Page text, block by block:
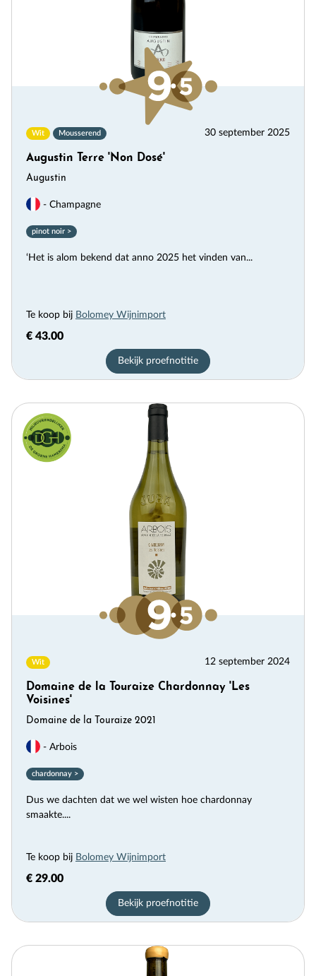
Wit Mousserend 30 september 2025
Augustin Terre 'Non Dosé'
Augustin
- Champagne
pinot noir >
‘Het is alom bekend dat anno 2025 het vinden van...
Te koop bij Bolomey Wijnimport
€ 43.00
Bekijk proefnotitie
Wit 12 september 2024
Domaine de la Touraize Chardonnay 'Les
Voisines'
Domaine de la Touraize 2021
- Arbois
chardonnay >
Dus we dachten dat we wel wisten hoe chardonnay
smaakte....
Te koop bij Bolomey Wijnimport
€ 29.00
Bekijk proefnotitie